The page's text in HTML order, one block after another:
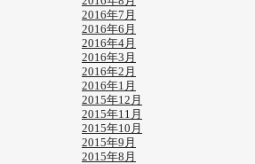
2016年7月
2016年6月
2016年4月
2016年3月
2016年2月
2016年1月
2015年12月
2015年11月
2015年10月
2015年9月
2015年8月